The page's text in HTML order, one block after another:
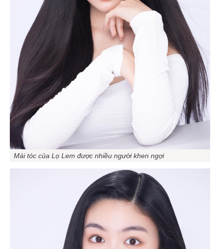
Mái tóc của Lọ Lem được nhiều người khen ngợi